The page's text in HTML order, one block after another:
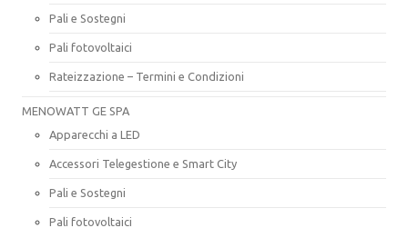
Pali e Sostegni
Pali fotovoltaici
Rateizzazione – Termini e Condizioni
MENOWATT GE SPA
Apparecchi a LED
Accessori Telegestione e Smart City
Pali e Sostegni
Pali fotovoltaici